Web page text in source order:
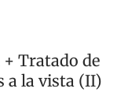
Tratado de
a la vista (II)